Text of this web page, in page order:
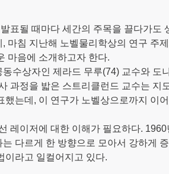
표될 때마다 세간의 주목을 끌다가도
마침 지난해 노벨물리학상의 연구 주
마음에 소개하고자 한다.
수상자인 제라드 무루(74) 교수와 도
과정을 밟은 스트리클런드 교수는 지
는데, 이 연구가 노벨상으로까지 이
레이저에 대한 이해가 필요하다.
다르게 한 방향으로 모아서 강하게
이라고 일컬어지고 있다.